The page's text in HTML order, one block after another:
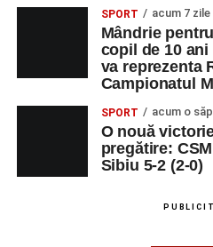
SPORT acum 7 zile
Mândrie
copil de 10
va reprezenta
Campionatul
SPORT acum o
O nouă
pregătire:
Sibiu 5-2 (2-0)